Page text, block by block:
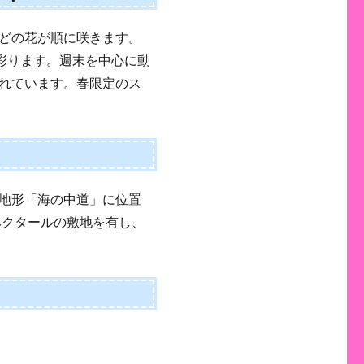
の花が順に咲きます。
ります。週末を中心に動
ています。春限定のス
形「海の中道」に位置
タールの敷地を有し、